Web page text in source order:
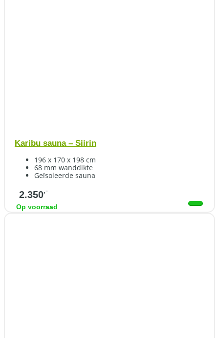
Karibu sauna – Siirin
196 x 170 x 198 cm
68 mm wanddikte
Geïsoleerde sauna
2.350,-
Op voorraad